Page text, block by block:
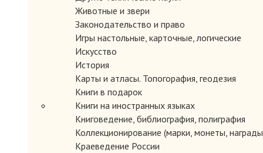
Животные и звери
Законодательство и право
Игры настольные, карточные, логические
Искусство
История
Карты и атласы. Топогорафия, геодезия
Книги в подарок
Книги на иностранных языках
Книговедение, библиография, полиграфия
Коллекционирование (марки, монеты,
Краеведение России